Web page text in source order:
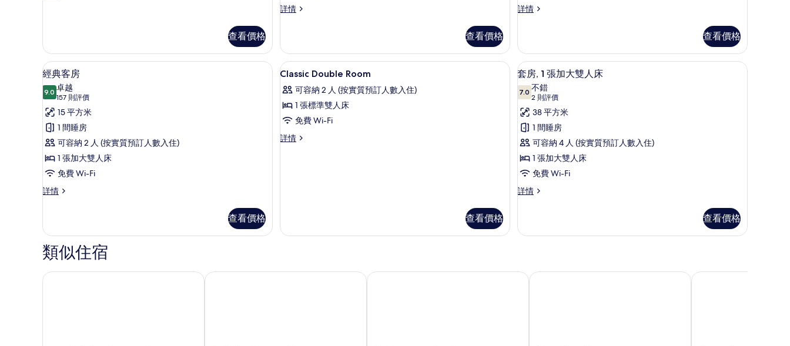
查看價格
房,
標
準
雙
人
床
的
相
詳情
豪
房,
張
準
雙
床
詳
情
查看價格
的
詳情
普
詳
情
查看價格
載
入
所
有
經
典
客
房
的
經典客房 | 特厚豪華床墊、迷你吧、書桌、遮光窗簾/窗簾
9
經典客房
9.09.0 分，滿分 10 分
卓越
157 則評價
(157
則
評
價)
15 平方米
1 間睡房
可容納 2 人 (按實質預訂人數入住)
1 張加大雙人床
免費 Wi-Fi
詳情
經
詳
情
查看價格
載
入
所
有
Classic
Double
特厚豪華床墊、迷你吧、書桌、遮光窗簾/窗簾
6
Classic Double Room
可容納 2 人 (按實質預訂人數入住)
1 張標準雙人床
免費 Wi-Fi
詳情
Classic
查看價格
載
入
所
有
套
房,
1
張
加
人
相
套房, 1 張加大雙人床 | 特厚豪華床墊、迷你
5
套房, 1 張加大雙人床
7.07.0 分，滿分 10 分
不錯
2 則評價
(2
則
評
價)
38 平方米
1 間睡房
可容納 4 人 (按實質預訂人數入住)
1 張加大雙人床
免費 Wi-Fi
詳情
套
加
床
查看價格
類似住宿
麗笙斯塔萬格大西洋酒店 斯塔萬格克麗奧酒店 斯卡根布里格家酒店 索恩城市酒店 康福特廣場酒店